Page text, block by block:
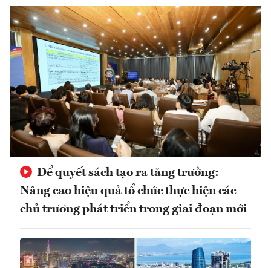
Để quyết sách tạo ra tăng trưởng:
Nâng cao hiệu quả tổ chức thực hiện các
chủ trương phát triển trong giai đoạn mới